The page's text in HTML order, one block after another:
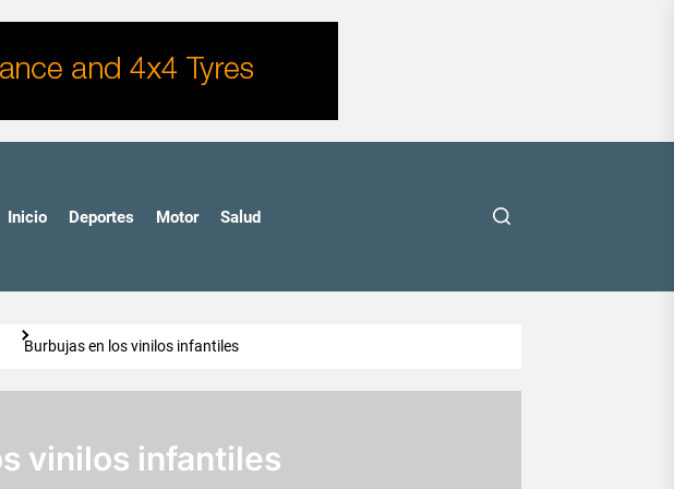
Inicio Deportes Motor Salud
Burbujas en los vinilos infantiles
vinilos infantiles